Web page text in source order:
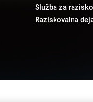
Služba za
Raziskovalna